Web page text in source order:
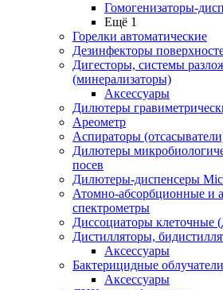
Гомогенизаторы-
Ещё 1
Горелки автоматические
Дезинфекторы
Дигесторы, системы
(минерализаторы)
Аксессуары
Дилютеры
Ареометр
Аспираторы
Дилютеры
посев
Дилютеры-диспенсеры
Атомно-абсорбционные и
спектрометры
Диссоциаторы клеточные
Дистилляторы,
Аксессуары
Бактерицидные
Аксессуары